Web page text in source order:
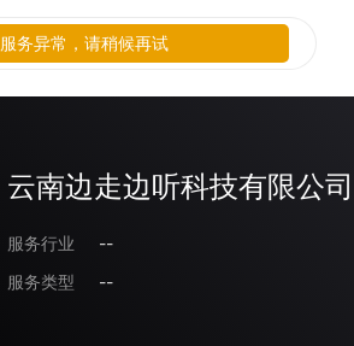
云南边走边听科技有限公司
服务行业
--
服务类型
--
服务异常，请稍候再试